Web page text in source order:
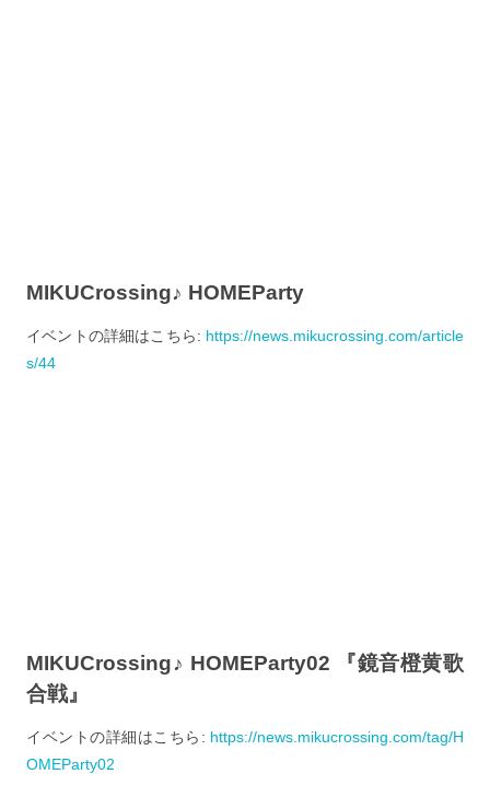
MIKUCrossing♪ HOMEParty
イベントの詳細はこちら: https://news.mikucrossing.com/article
s/44
MIKUCrossing♪ HOMEParty02 『鏡音橙黄歌
合戦』
イベントの詳細はこちら: https://news.mikucrossing.com/tag/H
OMEParty02